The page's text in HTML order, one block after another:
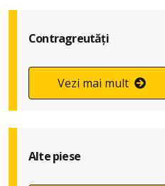
Contragreutăți
Vezi mai mult
Alte piese